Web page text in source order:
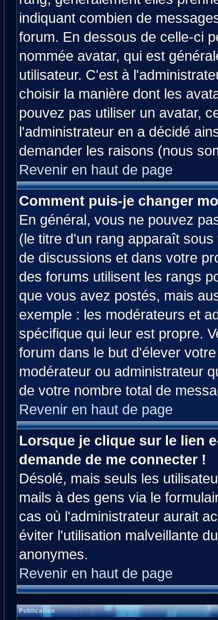
indiquant combien de
forum. En dessous de celle-ci
nommée avatar, qui est
utilisateur. C'est à
choisir la manière dont les
pouvez pas utiliser un avatar,
l'administrateur en a décidé
demander les raisons (nous
Revenir en haut de page
Comment puis-je changer
En général, vous ne pouvez
(le titre d'un rang apparaît
de discussions et dans votre
des forums utilisent les rangs
que vous avez postés, mais
exemple : les modérateurs et
spécifique qui leur est propre.
forum dans le but d'élever
modérateur ou administrateur
de votre nombre total de
Revenir en haut de page
Lorsque je clique sur le lien
demande de me connecter !
Désolé, mais seuls les
mails à des gens via le
cas où l'administrateur aurait
éviter l'utilisation malveillante
anonymes.
Revenir en haut de page
Publication